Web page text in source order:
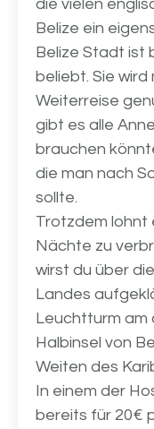
die vielen
Belize ein
Belize Stadt ist
beliebt. Sie
Weiterreise
gibt es alle
brauchen
die man nach
sollte.
Trotzdem lohnt
Nächte zu
wirst du über
Landes
Leuchtturm am
Halbinsel von
Weiten des
In einem der
bereits für 20€